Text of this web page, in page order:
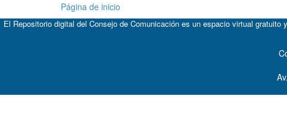
Página de inicio
El Repositorio digital del Consejo de Comunicación es un espacio virtual